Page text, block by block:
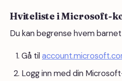
Hviteliste i Microsoft-
Du kan begrense hvem
Gå til
Logg inn med din